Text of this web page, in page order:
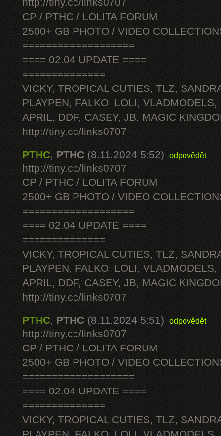
http://tiny.cc/links0707
CP / PTHC / LOLITA FORUM
2500+ GB PHOTO / VIDEO
===================
==== 02.04 UPDATE ====
==============
VICKY, TROPICAL CUTIES, TLZ,
PLAYPEN, FALKO, LOLI, VLADMODELS,
APRIL, DDF, CASEY, JB, MAGIC
http://tiny.cc/links0707
PTHC, PTHC (8.11.2024 5:52) odpovědět
http://tiny.cc/links0707
CP / PTHC / LOLITA FORUM
2500+ GB PHOTO / VIDEO
===================
==== 02.04 UPDATE ====
==============
VICKY, TROPICAL CUTIES, TLZ,
PLAYPEN, FALKO, LOLI, VLADMODELS,
APRIL, DDF, CASEY, JB, MAGIC
http://tiny.cc/links0707
PTHC, PTHC (8.11.2024 5:51) odpovědět
http://tiny.cc/links0707
CP / PTHC / LOLITA FORUM
2500+ GB PHOTO / VIDEO
===================
==== 02.04 UPDATE ====
==============
VICKY, TROPICAL CUTIES, TLZ,